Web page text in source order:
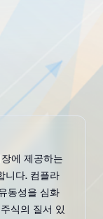
에 제공하는
니다. 컴플라
동성을 심화
식의 질서 있